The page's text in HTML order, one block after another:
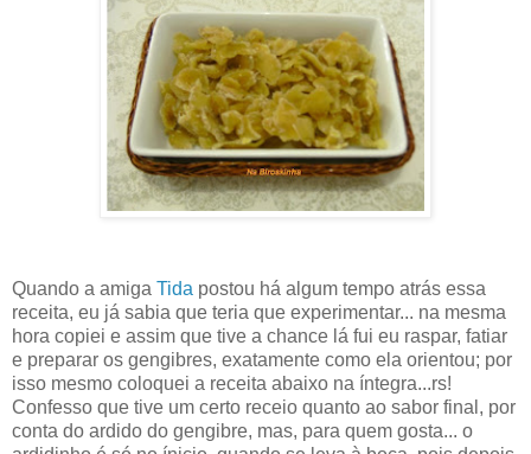
Quando a amiga Tida postou há algum tempo atrás essa
receita, eu já sabia que teria que experimentar... na mesma
hora copiei e assim que tive a chance lá fui eu raspar, fatiar
e preparar os gengibres, exatamente como ela orientou; por
isso mesmo coloquei a receita abaixo na íntegra...rs!
Confesso que tive um certo receio quanto ao sabor final, por
conta do ardido do gengibre, mas, para quem gosta... o